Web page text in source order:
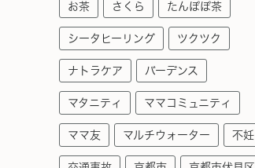
お茶 さくら たんぽぽ茶
シータヒーリング ツクツク
ナトラケア バーデンス
マタニティ ママコミュニティ
ママ友 マルチウォーター 不妊